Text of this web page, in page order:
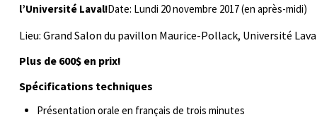
l’Université Laval!Date: Lundi 20 novembre 2017 (en après-midi)
Lieu: Grand Salon du pavillon Maurice-Pollack, Université
Plus de 600$ en prix!
Spécifications techniques
Présentation orale en français de trois minutes